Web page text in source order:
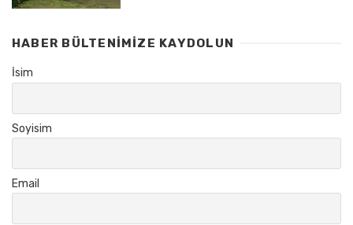
HABER BÜLTENIMIZE KAYDOLUN
İsim
Soyisim
Email